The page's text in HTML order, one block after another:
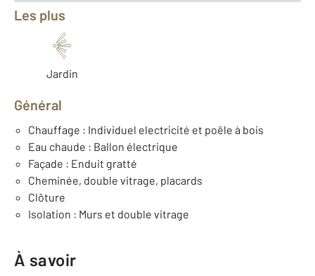
Les plus
Jardin
Général
Chauffage : Individuel electricité et poêle à bois
Eau chaude : Ballon électrique
Façade : Enduit gratté
Cheminée, double vitrage, placards
Clôture
Isolation : Murs et double vitrage
À savoir